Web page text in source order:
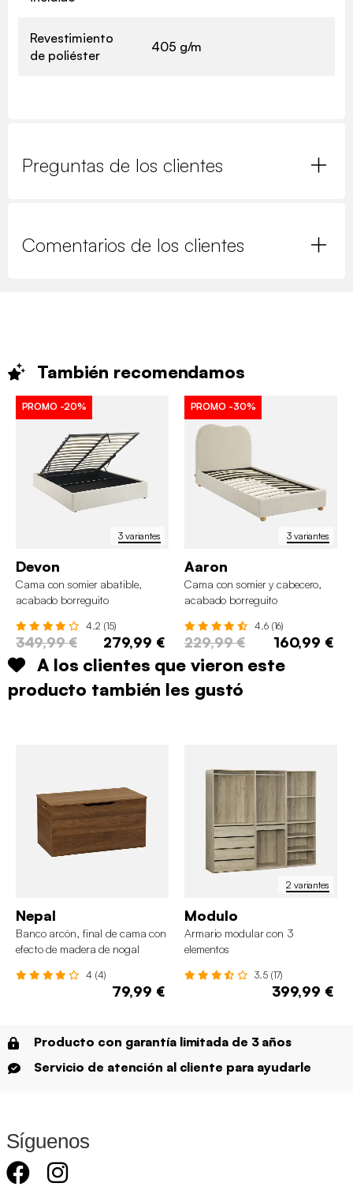
Revestimiento
de poliéster
405 g/m
Preguntas de los clientes
Comentarios de los clientes
También recomendamos
3 variantes
PROMO -20%
Devon
Cama con somier abatible,
acabado borreguito
4.2 (15)
349,99 € 279,99 €
3 variantes
PROMO -30%
Aaron
Cama con somier y cabecero,
acabado borreguito
4.6 (16)
229,99 € 160,99 €
A los clientes que vieron este
producto también les gustó
Nepal
Banco arcón, final de cama con
efecto de madera de nogal
4 (4)
79,99 €
2 variantes
Modulo
Armario modular con 3
elementos
3.5 (17)
399,99 €
Producto con garantía limitada de 3 años
Servicio de atención al cliente para ayudarle
Síguenos